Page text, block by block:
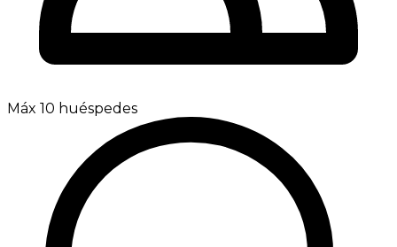
Máx 10 huéspedes